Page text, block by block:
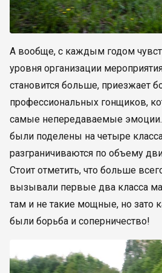
А вообще, с каждым годом
уровня организации
становится больше, приезжает
профессиональных гонщиков,
самые непередаваемые эмоции.
были поделены на четыре
разграничиваются по объему
Стоит отметить, что больше
вызывали первые два класса
там и не такие мощные, но зато
были борьба и соперничество!